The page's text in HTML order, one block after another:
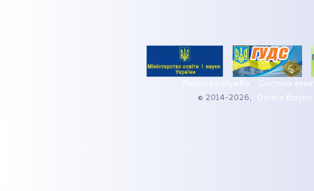
Поштова служба
Система
© 2014-2026,
Dmitry Boyko